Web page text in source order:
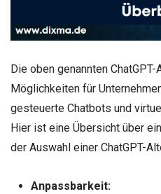
Die oben genannten
Möglichkeiten für
gesteuerte Chatbots und
Hier ist eine Übersicht über
der Auswahl einer ChatGPT-
Anpassbarkeit: